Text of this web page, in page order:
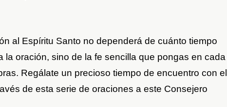
al Espíritu Santo no dependerá de cuánto tiempo
la oración, sino de la fe sencilla que pongas en cada
Regálate un precioso tiempo de encuentro con el
de esta serie de oraciones a este Consejero